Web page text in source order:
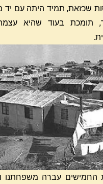
שכזאת, תמיד היתה עם יד
תומכת בעוד שהיא
החמישים עברה משפחתנו